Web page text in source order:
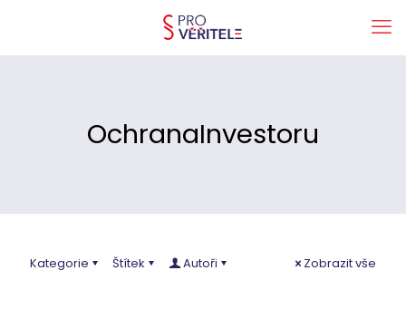
OchranaInvestoru
Kategorie Štítek Autoři Zobrazit vše